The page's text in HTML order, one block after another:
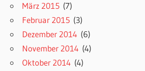
März 2015 (7)
Februar 2015 (3)
Dezember 2014 (6)
November 2014 (4)
Oktober 2014 (4)